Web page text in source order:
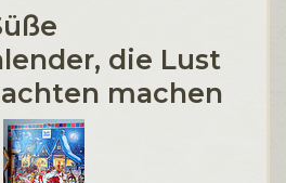
die Lust
machen